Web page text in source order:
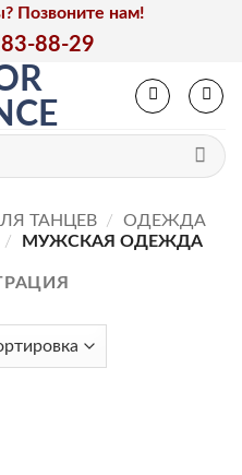
Позвоните нам!
88-29
ТАНЦЕВ /
ОДЕЖДА
/ МУЖСКАЯ ОДЕЖДА